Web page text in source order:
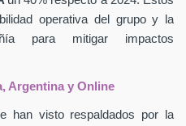
operativa del grupo y la
para mitigar impactos
Argentina y Online
han visto respaldados por la